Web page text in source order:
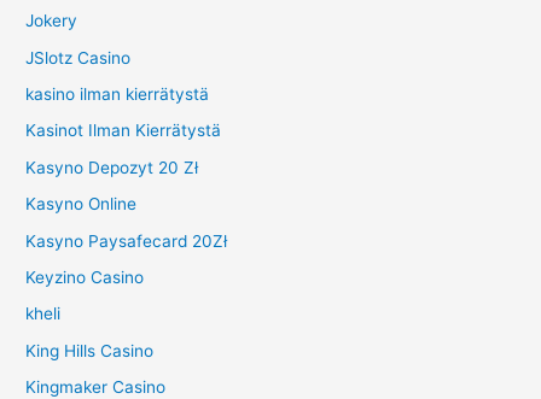
Jokery
JSlotz Casino
kasino ilman kierrätystä
Kasinot Ilman Kierrätystä
Kasyno Depozyt 20 Zł
Kasyno Online
Kasyno Paysafecard 20Zł
Keyzino Casino
kheli
King Hills Casino
Kingmaker Casino